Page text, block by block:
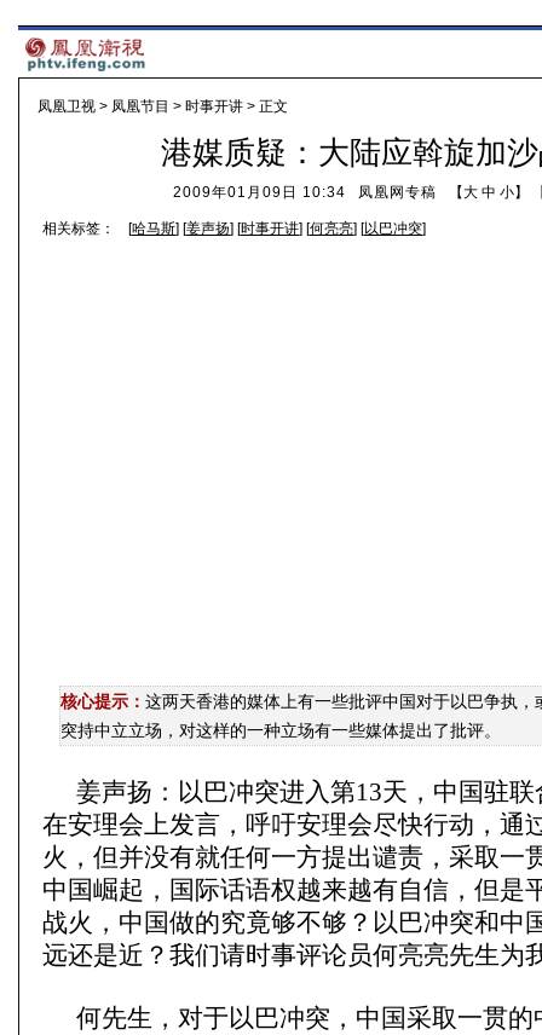
凤凰卫视 > 凤凰节目 > 时事开讲 > 正文
港媒质疑：大陆应斡旋加
2009年01月09日 10:34 凤凰网专稿 【大 中 小】
相关标签： [哈马斯] [姜声扬] [时事开讲] [何亮亮] [以巴冲突]
核心提示： 这两天香港的媒体上有一些批评中国对于以巴争执，
突持中立立场，对这样的一种立场有一些媒体提出了批评。
姜声扬：以巴冲突进入第13天，中国驻
在安理会上发言，呼吁安理会尽快行动，通
火，但并没有就任何一方提出谴责，采取一
中国崛起，国际话语权越来越有自信，但是
战火，中国做的究竟够不够？以巴冲突和中
远还是近？我们请时事评论员何亮亮先生为
何先生，对于以巴冲突，中国采取一贯